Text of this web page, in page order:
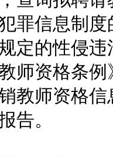
罪信息制
定的性侵
师资格条
教师资格
告。